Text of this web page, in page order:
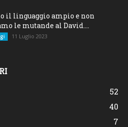
il linguaggio ampio e non
le mutande al David....
11 Luglio 2023
52
40
7